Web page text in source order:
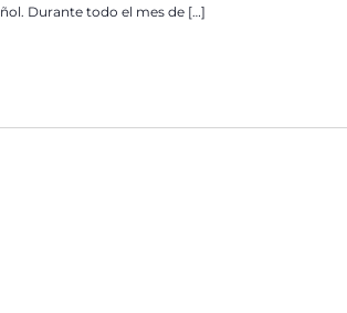
Durante todo el mes de […]